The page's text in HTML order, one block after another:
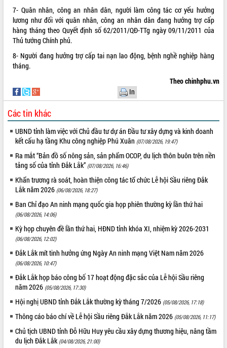
ALBUM ẢNH
LIÊN KẾT WEB
THỐNG KÊ TRUY CẬP
Hôm nay: 31022
Tất cả: 66076345
7- Quân nhân, công an nhân dân, người làm công tác cơ yếu hưởng
lương như đối với quân nhân, công an nhân dân đang hưởng trợ cấp
hàng tháng theo Quyết định số62/2011/QĐ-TTg ngày 09/11/2011 của
Thủ tướng Chính phủ.
8- Người đang hưởng trợ cấp tai nạn lao động, bệnh nghề nghiệp hàng
tháng.
Theo chinhphu.vn
In
Các tin khác
UBND tỉnh làm việc với Chủ đầu tư dự án Đầu tư xây dựng và kinh doanh
kết cấu hạ tầng Khu công nghiệp Phú Xuân (07/08/2026, 19:47)
Ra mắt “Bản đồ số nông sản, sản phẩm OCOP, du lịch thôn buôn trên nền
tảng số của tỉnh Đắk Lắk” (07/08/2026, 16:46)
Khẩn trương rà soát, hoàn thiện công tác tổ chức Lễ hội Sầu riêng Đắk
Lắk năm 2026 (06/08/2026, 18:27)
Ban Chỉ đạo An ninh mạng quốc gia họp phiên thường kỳ lần thứ hai
(06/08/2026, 14:06)
Kỳ họp chuyên đề lần thứ hai, HĐND tỉnh khóa XI, nhiệm kỳ 2026-2031
(06/08/2026, 12:02)
Đắk Lắk mít tinh hưởng ứng Ngày An ninh mạng Việt Nam năm 2026
(06/08/2026, 10:47)
Đắk Lắk họp báo công bố 17 hoạt động đặc sắc của Lễ hội Sầu riêng
năm 2026 (05/08/2026, 17:30)
Hội nghị UBND tỉnh Đắk Lắk thường kỳ tháng 7/2026 (05/08/2026, 17:18)
Thông cáo báo chí về Lễ hội Sầu riêng Đắk Lắk năm 2026 (05/08/2026, 11:17)
Chủ tịch UBND tỉnh Đỗ Hữu Huy yêu cầu xây dựng thương hiệu, nâng tầm
du lịch Đắk Lắk (04/08/2026, 21:00)